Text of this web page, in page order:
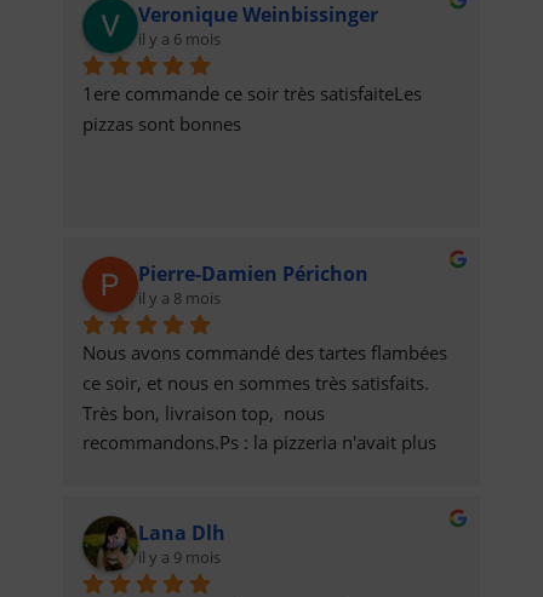
Veronique Weinbissinger
il y a 6 mois
1ere commande ce soir très satisfaiteLes
pizzas sont bonnes
Pierre-Damien Périchon
il y a 8 mois
Nous avons commandé des tartes flambées
ce soir, et nous en sommes très satisfaits.
Très bon, livraison top,  nous
recommandons.Ps : la pizzeria n'avait plus
tarte flambée raclette au top !
Lana Dlh
il y a 9 mois